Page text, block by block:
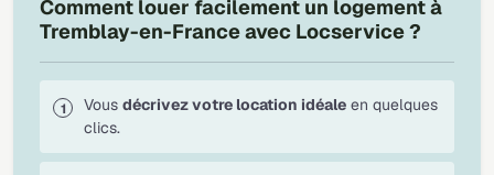
Comment louer facilement un logement à
Tremblay-en-France avec Locservice ?
Vous décrivez votre location idéale en quelques
clics.